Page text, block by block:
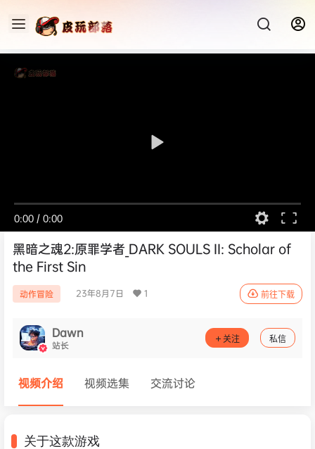
0:00 / 0:00
黑暗之魂2:原罪学者_DARK SOULS II: Scholar of
the First Sin
动作冒险 23年8月7日 1 前往下载
Dawn
站长 关注 私信
视频介绍 视频选集 交流讨论
关于这款游戏